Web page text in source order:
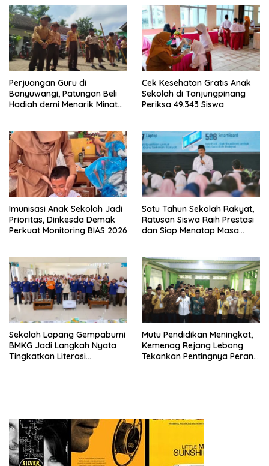
Perjuangan Guru di
Banyuwangi, Patungan Beli
Hadiah demi Menarik Minat
Cek Kesehatan Gratis Anak
Sekolah di Tanjungpinang
Periksa 49.343 Siswa
Imunisasi Anak Sekolah Jadi
Prioritas, Dinkesda Demak
Perkuat Monitoring BIAS 2026
Satu Tahun Sekolah Rakyat,
Ratusan Siswa Raih Prestasi
dan Siap Menatap Masa
Sekolah Lapang Gempabumi
BMKG Jadi Langkah Nyata
Tingkatkan Literasi
Mutu Pendidikan Meningkat,
Kemenag Rejang Lebong
Tekankan Pentingnya Peran